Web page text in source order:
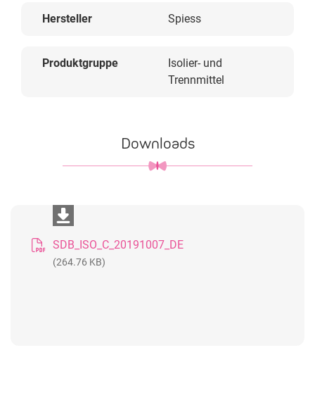
Hersteller Spiess
Produktgruppe
Isolier- und
Trennmittel
Downloads
SDB_ISO_C_20191007_DE
(264.76 KB)